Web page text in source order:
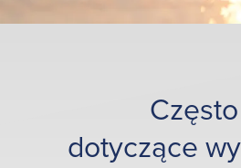
dotyczące